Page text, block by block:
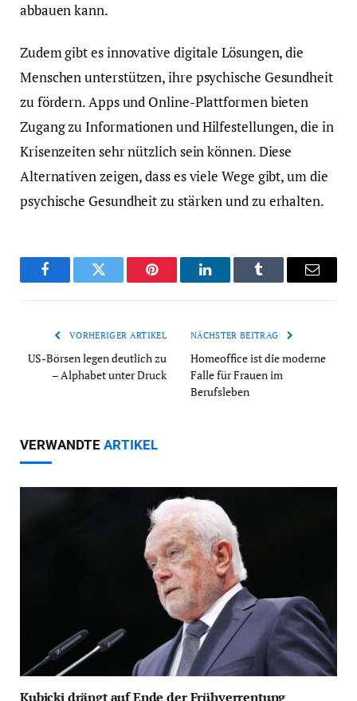
abbauen kann.
Zudem gibt es innovative digitale Lösungen, die
Menschen unterstützen, ihre psychische Gesundheit
zu fördern. Apps und Online-Plattformen bieten
Zugang zu Informationen und Hilfestellungen, die in
Krisenzeiten sehr nützlich sein können. Diese
Alternativen zeigen, dass es viele Wege gibt, um die
psychische Gesundheit zu stärken und zu erhalten.
FacebookTwitter Pinterest LinkedInTumblr Email
VORHERIGER ARTIKEL
US-Börsen legen deutlich zu
– Alphabet unter Druck
NÄCHSTER BEITRAG
Homeoffice ist die moderne
Falle für Frauen im
Berufsleben
VERWANDTE ARTIKEL
Kubicki drängt auf Ende der Frühverrentung